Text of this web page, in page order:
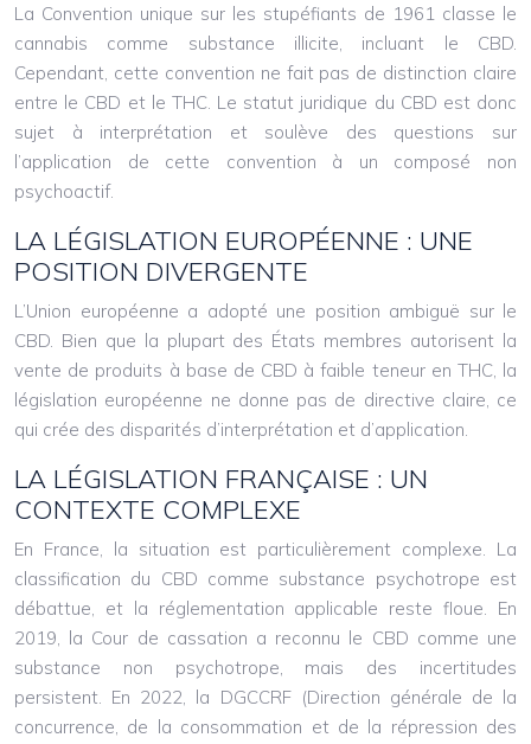
La Convention unique sur les stupéfiants de 1961 classe le
cannabis comme substance illicite, incluant le CBD.
Cependant, cette convention ne fait pas de distinction claire
entre le CBD et le THC. Le statut juridique du CBD est donc
sujet à interprétation et soulève des questions sur
l’application de cette convention à un composé non
psychoactif.
LA LÉGISLATION EUROPÉENNE : UNE
POSITION DIVERGENTE
L’Union européenne a adopté une position ambiguë sur le
CBD. Bien que la plupart des États membres autorisent la
vente de produits à base de CBD à faible teneur en THC, la
législation européenne ne donne pas de directive claire, ce
qui crée des disparités d’interprétation et d’application.
LA LÉGISLATION FRANÇAISE : UN
CONTEXTE COMPLEXE
En France, la situation est particulièrement complexe. La
classification du CBD comme substance psychotrope est
débattue, et la réglementation applicable reste floue. En
2019, la Cour de cassation a reconnu le CBD comme une
substance non psychotrope, mais des incertitudes
persistent. En 2022, la DGCCRF (Direction générale de la
concurrence, de la consommation et de la répression des